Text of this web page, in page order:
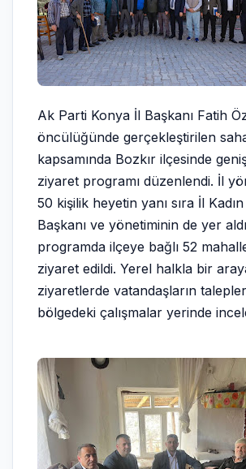
Ak Parti Konya İl Başkanı Fatih
öncülüğünde gerçekleştirilen
kapsamında Bozkır ilçesinde
ziyaret programı düzenlendi. İl
50 kişilik heyetin yanı sıra İl
Başkanı ve yönetiminin de yer
programda ilçeye bağlı 52
ziyaret edildi. Yerel halkla bir
ziyaretlerde vatandaşların
bölgedeki çalışmalar yerinde